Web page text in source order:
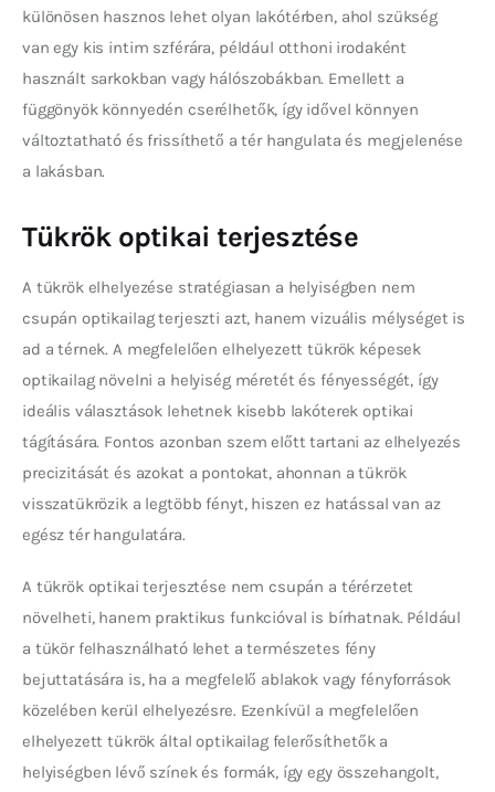
különösen hasznos lehet olyan lakótérben, ahol szükség
van egy kis intim szférára, például otthoni irodaként
használt sarkokban vagy hálószobákban. Emellett a
függönyök könnyedén cserélhetők, így idővel könnyen
változtatható és frissíthető a tér hangulata és megjelenése
a lakásban.
Tükrök optikai terjesztése
A tükrök elhelyezése stratégiasan a helyiségben nem
csupán optikailag terjeszti azt, hanem vizuális mélységet is
ad a térnek. A megfelelően elhelyezett tükrök képesek
optikailag növelni a helyiség méretét és fényességét, így
ideális választások lehetnek kisebb lakóterek optikai
tágítására. Fontos azonban szem előtt tartani az elhelyezés
precizitását és azokat a pontokat, ahonnan a tükrök
visszatükrözik a legtöbb fényt, hiszen ez hatással van az
egész tér hangulatára.
A tükrök optikai terjesztése nem csupán a térérzetet
növelheti, hanem praktikus funkcióval is bírhatnak. Például
a tükör felhasználható lehet a természetes fény
bejuttatására is, ha a megfelelő ablakok vagy fényforrások
közelében kerül elhelyezésre. Ezenkívül a megfelelően
elhelyezett tükrök által optikailag felerősíthetők a
helyiségben lévő színek és formák, így egy összehangolt,